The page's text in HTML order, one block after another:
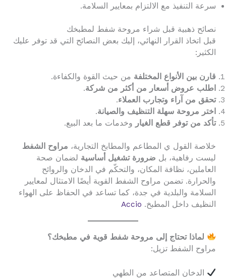
سرعة التنفيذ مع الالتزام بمعايير السلامة.
نصائح ذهبية قبل شراء مروحة شفط لمطبخك
قبل اتخاذ القرار النهائي، إليك بعض النصائح التي قد توفر عليك
الكثير:
قارن بين الأنواع المختلفة من حيث القوة والكفاءة.
اطلب عروض أسعار من أكثر من شركة.
تحقق من آراء وتجارب العملاء.
اختر مروحة سهلة التنظيف والصيانة.
تأكد من توفر قطع الغيار
وخدمات ما بعد البيع.
خلاصة القول ي المطاعم والمطابخ التجارية، مراوح الشفط
ليست رفاهية، بل ضرورة تشغيل أساسية لضمان صحة
العاملين، نظافة المكان، والتحكّم في الدخان والروائح
والحرارة. تضمن مراوح الشفط القوية أيضًا الامتثال لمعايير
السلامة والبلدية في جدة، كما تساعد في الحفاظ على الهواء
النظيف داخل المطبخ. Accio
لماذا تحتاج إلى مروحة شفط قوية في مطبخك؟
مراوح الشفط تزيل:
الدخان المتصاعد من الطهي